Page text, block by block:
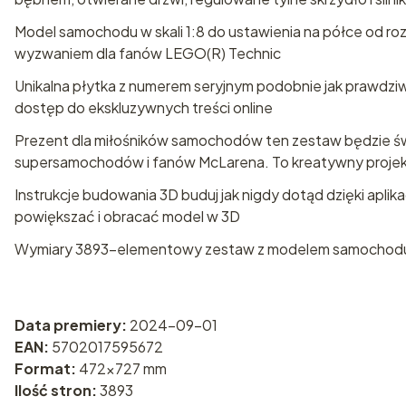
Model samochodu w skali 1:8 do ustawienia na półce od
wyzwaniem dla fanów LEGO(R) Technic
Unikalna płytka z numerem seryjnym podobnie jak
dostęp do ekskluzywnych treści online
Prezent dla miłośników samochodów ten zestaw będzie
supersamochodów i fanów McLarena. To kreatywny
Instrukcje budowania 3D buduj jak nigdy dotąd dzięki
powiększać i obracać model w 3D
Wymiary 3893-elementowy zestaw z modelem
Data premiery: 2024-09-01
EAN: 5702017595672
Format: 472x727 mm
Ilość stron:3893